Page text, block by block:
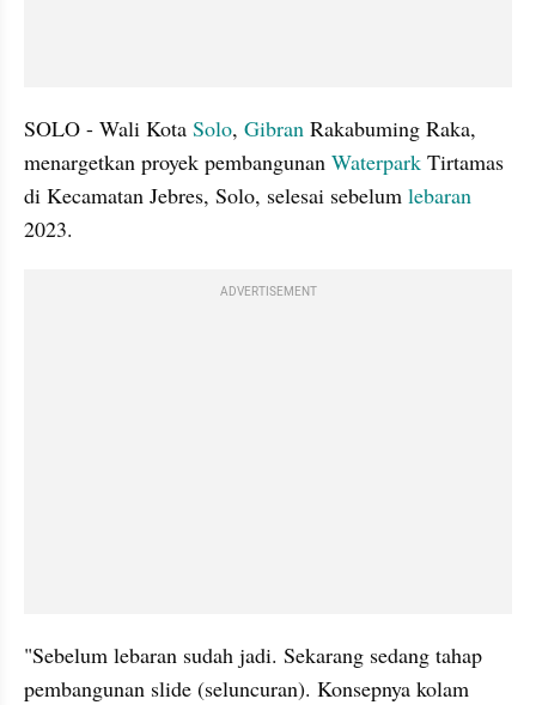
SOLO - Wali Kota Solo, Gibran Rakabuming Raka,
menargetkan proyek pembangunan Waterpark Tirtamas
di Kecamatan Jebres, Solo, selesai sebelum lebaran
2023.
ADVERTISEMENT
"Sebelum lebaran sudah jadi. Sekarang sedang tahap
pembangunan slide (seluncuran). Konsepnya kolam